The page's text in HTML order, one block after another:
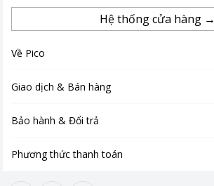
Hệ thống cửa hàng →
Về Pico
Giao dịch & Bán hàng
Bảo hành & Đổi trả
Phương thức thanh toán